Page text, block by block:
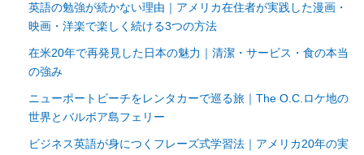
英語の勉強が続かない理由｜アメリカ在住者が実践した漫画・
映画・洋楽で楽しく続ける3つの方法
在米20年で再発見した日本の魅力｜清潔・サービス・食の本当
の強み
ニューポートビーチをレンタカーで巡る旅｜The O.C.ロケ地の
世界とバルボア島フェリー
ビジネス英語が身につくフレーズ式学習法｜アメリカ20年の実